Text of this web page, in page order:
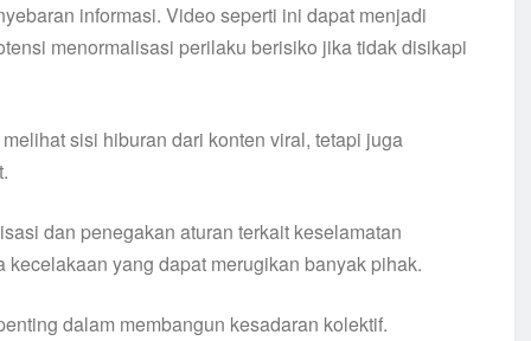
informasi. Video seperti ini dapat menjadi
menormalisasi perilaku berisiko jika tidak disikapi
sisi hiburan dari konten viral, tetapi juga
dan penegakan aturan terkait keselamatan
yang dapat merugikan banyak pihak.
dalam membangun kesadaran kolektif.